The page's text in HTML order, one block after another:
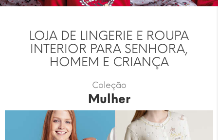
LOJA DE LINGERIE E ROUPA
INTERIOR PARA SENHORA,
HOMEM E CRIANÇA
Coleção
Mulher